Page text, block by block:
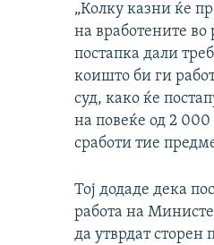
„Колку казни ќе
на вработените
постапка дали
коишто би ги
суд, како ќе
на повеќе од 2
сработи тие
Тој додаде дека
работа на
да утврдат